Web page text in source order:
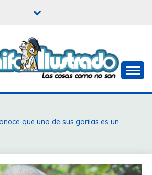
ILUSTRADO
que uno de sus gorilas es un